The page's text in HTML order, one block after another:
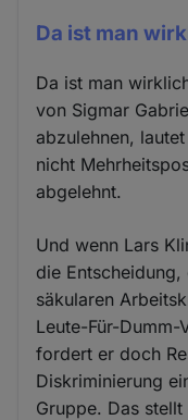
Da ist man
Da ist man
von Sigmar
abzulehnen,
nicht
abgelehnt.
Und wenn Lars
die
säkularen
Leute-Für-Dumm-
fordert er doch
Diskriminierung
Gruppe. Das